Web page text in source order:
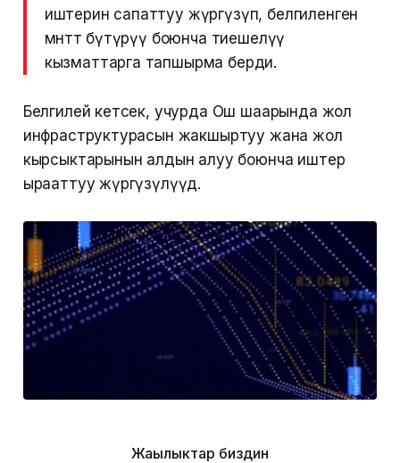
иштерин сапаттуу жүргүзүп, белгиленген
мөөнөттө бүтүрүү боюнча тиешелүү
кызматтарга тапшырма берди.
Белгилей кетсек, учурда Ош шаарында жол
инфраструктурасын жакшыртуу жана жол
кырсыктарынын алдын алуу боюнча иштер
ырааттуу жүргүзүлүүдө.
Жаңылыктар биздин